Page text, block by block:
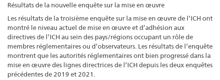
Résultats de la nouvelle enquête sur la mise en œuvre
Les résultats de la troisième enquête sur la mise en œuvre de l’ICH ont
montré le niveau actuel de mise en œuvre et d’adhésion aux
directives de l’ICH au sein des pays/régions occupant un rôle de
membres réglementaires ou d’observateurs. Les résultats de l’enquête
montrent que les autorités réglementaires ont bien progressé dans la
mise en œuvre des lignes directrices de l’ICH depuis les deux enquêtes
précédentes de 2019 et 2021.